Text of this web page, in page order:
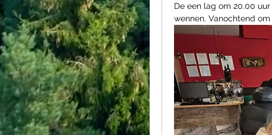
De een lag om 20.00
wennen. Vanochtend